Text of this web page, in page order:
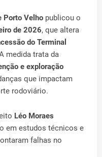
Porto Velho publicou o
de 2026, que altera
do Terminal
medida trata da
e exploração
que impactam
rodoviário.
Léo Moraes
em estudos técnicos e
falhas no